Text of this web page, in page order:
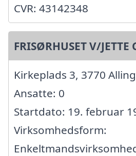
CVR: 43142348
FRISØRHUSET V/JETTE
Kirkeplads 3, 3770
Ansatte: 0
Startdato: 19. februar
Virksomhedsform: